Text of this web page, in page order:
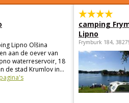
Lipno Olšina
aan de oever van
waterreservoir, 18
de stad Krumlov in...
camping
Lipno
Frymburk 184,